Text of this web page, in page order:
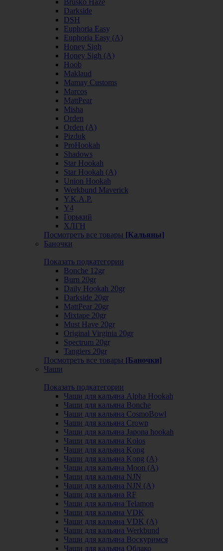
Brusko Haze
Darkside
DSH
Euphoria Easy
Euphoria Easy (А)
Honey Sigh
Honey Sigh (А)
Hoob
Maklaud
Mamay Customs
Marcos
MattPear
Misha
Orden
Orden (А)
Pizduk
ProHookah
Shadows
Star Hookah
Star Hookah (А)
Union Hookah
Werkbund Maverick
Y.K.A.P.
Y4
Горький
ХЛГН
Посмотреть все товары [Кальяны]
Баночки
Показать подкатегории
Bonche 12gr
Burn 20gr
Daily Hookah 20gr
Darkside 20gr
MattPear 20gr
Mixtape 20gr
Must Have 20gr
Original Virginia 20gr
Spectrum 20gr
Tangiers 20gr
Посмотреть все товары [Баночки]
Чаши
Показать подкатегории
Чаши для кальяна Alpha Hookah
Чаши для кальяна Bonche
Чаши для кальяна CosmoBowl
Чаши для кальяна Crown
Чаши для кальяна Japona hookah
Чаши для кальяна Kolos
Чаши для кальяна Kong
Чаши для кальяна Kong (A)
Чаши для кальяна Moon (А)
Чаши для кальяна NJN
Чаши для кальяна NJN (А)
Чаши для кальяна RF
Чаши для кальяна Telamon
Чаши для кальяна VDK
Чаши для кальяна VDK (А)
Чаши для кальяна Werkbund
Чаши для кальяна Воскуримся
Чаши для кальяна Облако